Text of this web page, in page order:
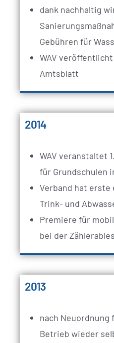
dank nachhaltig
Gebühren für
WAV
Amtsblatt
2014
WAV veranstaltet
für Grundschulen
Verband hat erste
Trink- und
Premiere für
bei der
2013
nach Neuordnung
Betrieb wieder